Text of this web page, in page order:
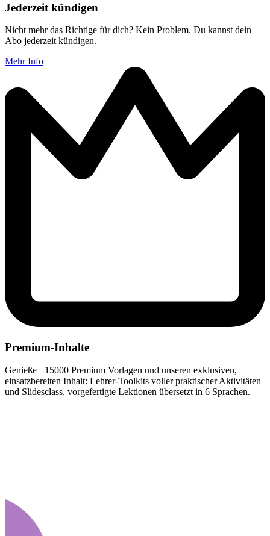
Jederzeit kündigen
Nicht mehr das Richtige für dich? Kein Problem. Du kannst dein
Abo jederzeit kündigen.
Mehr Info
Premium-Inhalte
Genieße +15000 Premium Vorlagen und unseren exklusiven,
einsatzbereiten Inhalt: Lehrer-Toolkits voller praktischer Aktivitäten
und Slidesclass, vorgefertigte Lektionen übersetzt in 6 Sprachen.